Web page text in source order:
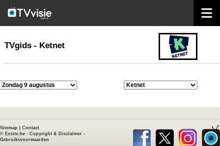
TVgids
TVgids - Ketnet
Sitemap
Contact
© Exsite.be - Copyright & Disclaimer -
Gebruiksvoorwaarden